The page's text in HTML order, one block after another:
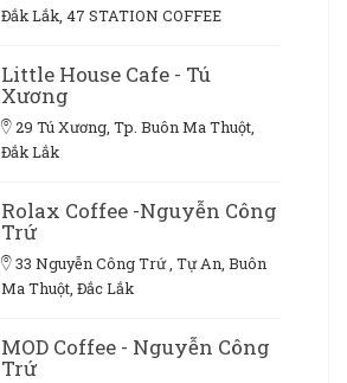
Đắk Lắk, 47 STATION COFFEE
Little House Cafe - Tú
Xương
29 Tú Xương, Tp. Buôn Ma Thuột,
Đắk Lắk
Rolax Coffee -Nguyễn Công
Trứ
33 Nguyễn Công Trứ , Tự An, Buôn
Ma Thuột, Đắc Lắk
MOD Coffee - Nguyễn Công
Trứ